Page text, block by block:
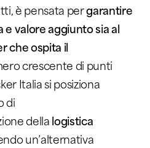
è pensata pergarantire
e valore aggiunto sia al
che ospita il
crescente di punti
Italia si posiziona
di
dellalogistica
un’alternativa